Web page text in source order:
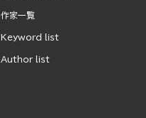
作家一覧
Keyword list
Author list